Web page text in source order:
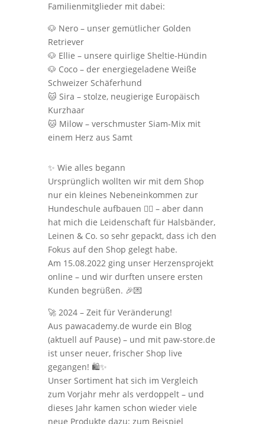
Familienmitglieder mit dabei:
🐶 Nero – unser gemütlicher Golden
Retriever
🐶 Ellie – unsere quirlige Sheltie-Hündin
🐶 Coco – der energiegeladene Weiße
Schweizer Schäferhund
🐱 Sira – stolze, neugierige Europäisch
Kurzhaar
🐱 Milow – verschmuster Siam-Mix mit
einem Herz aus Samt
✨ Wie alles begann
Ursprünglich wollten wir mit dem Shop
nur ein kleines Nebeneinkommen zur
Hundeschule aufbauen 🐕‍🦺 – aber dann
hat mich die Leidenschaft für Halsbänder,
Leinen & Co. so sehr gepackt, dass ich den
Fokus auf den Shop gelegt habe.
Am 15.08.2022 ging unser Herzensprojekt
online – und wir durften unsere ersten
Kunden begrüßen. 🎉💌
🚀 2024 – Zeit für Veränderung!
Aus pawacademy.de wurde ein Blog
(aktuell auf Pause) – und mit paw-store.de
ist unser neuer, frischer Shop live
gegangen! 🛍️✨
Unser Sortiment hat sich im Vergleich
zum Vorjahr mehr als verdoppelt – und
dieses Jahr kamen schon wieder viele
neue Produkte dazu: zum Beispiel